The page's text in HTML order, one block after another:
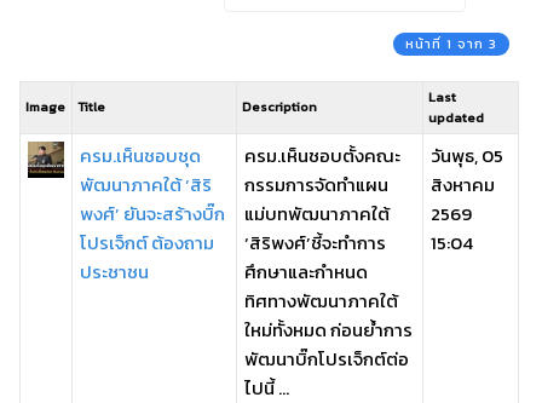
หน้าที่ 1 จาก 3
Image Title Description
Last
updated
ครม.เห็นชอบชุด
พัฒนาภาคใต้ ‘สิริ
พงศ์’ ยันจะสร้างบิ๊ก
โปรเจ็กต์ ต้องถาม
ประชาชน
ครม.เห็นชอบตั้งคณะ
กรรมการจัดทำแผน
แม่บทพัฒนาภาคใต้
‘สิริพงศ์’ชี้จะทำการ
ศึกษาและกำหนด
ทิศทางพัฒนาภาคใต้
ใหม่ทั้งหมด ก่อนย้ำการ
พัฒนาบิ๊กโปรเจ็กต์ต่อ
ไปนี้ ...
วันพุธ, 05
สิงหาคม
2569
15:04